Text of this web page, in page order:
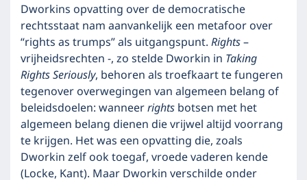
Dworkins opvatting over de democratische
rechtsstaat nam aanvankelijk een metafoor over
“rights as trumps” als uitgangspunt.Rights–
vrijheidsrechten -, zo stelde Dworkin in Taking
Rights Seriously, behoren als troefkaart te fungeren
tegenover overwegingen van algemeen belang of
beleidsdoelen: wanneerrightsbotsen met het
algemeen belang dienen die vrijwel altijd voorrang
te krijgen. Het was een opvatting die, zoals
Dworkin zelf ook toegaf, vroede vaderen kende
(Locke, Kant). Maar Dworkin verschilde onder